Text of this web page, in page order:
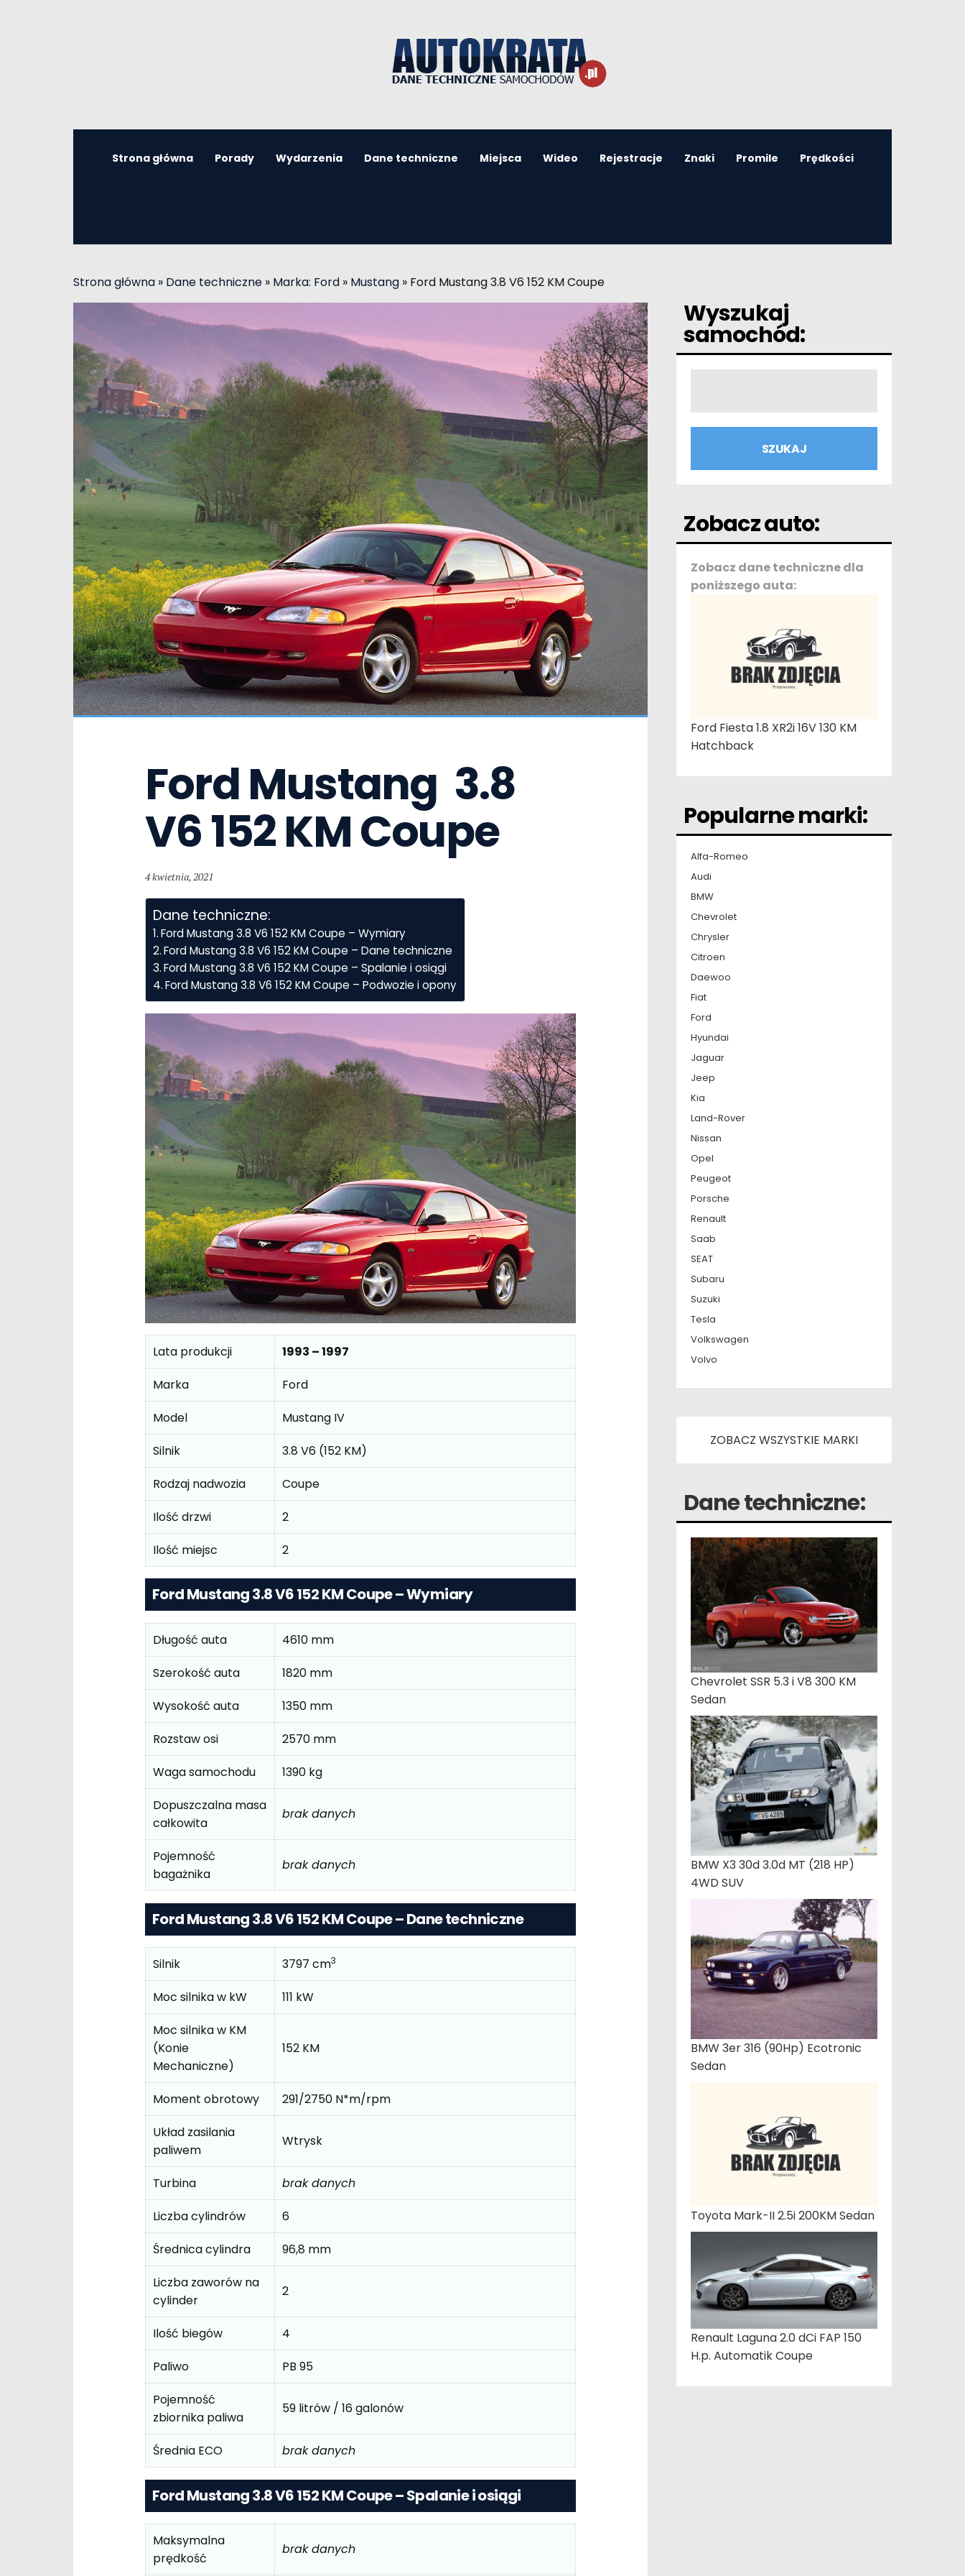
Strona główna Porady Wydarzenia Dane techniczne Miejsca Wideo Rejestracje Znaki Promile Prędkości
Strona główna » Dane techniczne » Marka: Ford » Mustang » Ford Mustang 3.8 V6 152 KM Coupe
Ford Mustang  3.8
V6 152 KM Coupe
4 kwietnia, 2021
Dane techniczne:
Ford Mustang 3.8 V6 152 KM Coupe – Wymiary
Ford Mustang 3.8 V6 152 KM Coupe – Dane techniczne
Ford Mustang 3.8 V6 152 KM Coupe – Spalanie i osiągi
Ford Mustang 3.8 V6 152 KM Coupe – Podwozie i opony
Lata produkcji
1993 – 1997
Marka
Ford
Model
Mustang IV
Silnik
3.8 V6 (152 KM)
Rodzaj nadwozia
Coupe
Ilość drzwi
2
Ilość miejsc
2
Ford Mustang 3.8 V6 152 KM Coupe – Wymiary
Długość auta
4610 mm
Szerokość auta
1820 mm
Wysokość auta
1350 mm
Rozstaw osi
2570 mm
Waga samochodu
1390 kg
Dopuszczalna masa
całkowita
brak danych
Pojemność
bagażnika
brak danych
Ford Mustang 3.8 V6 152 KM Coupe – Dane techniczne
Silnik 3797 cm3
Moc silnika w kW
111 kW
Moc silnika w KM
(Konie
Mechaniczne)
152 KM
Moment obrotowy
291/2750 N*m/rpm
Układ zasilania
paliwem
Wtrysk
Turbina
brak danych
Liczba cylindrów
6
Średnica cylindra
96,8 mm
Liczba zaworów na
cylinder
2
Ilość biegów
4
Paliwo
PB 95
Pojemność
zbiornika paliwa
59 litrów / 16 galonów
Średnia ECO brak danych
Ford Mustang 3.8 V6 152 KM Coupe – Spalanie i osiągi
Maksymalna
prędkość
brak danych
Wyszukaj
samochód:
Zobacz auto:
Zobacz dane techniczne dla
poniższego auta:
Ford Fiesta 1.8 XR2i 16V 130 KM
Hatchback
Popularne marki:
Alfa-Romeo
Audi
BMW
Chevrolet
Chrysler
Citroen
Daewoo
Fiat
Ford
Hyundai
Jaguar
Jeep
Kia
Land-Rover
Nissan
Opel
Peugeot
Porsche
Renault
Saab
SEAT
Subaru
Suzuki
Tesla
Volkswagen
Volvo
ZOBACZ WSZYSTKIE MARKI
Dane techniczne:
Chevrolet SSR 5.3 i V8 300 KM
Sedan
BMW X3 30d 3.0d MT (218 HP)
4WD SUV
BMW 3er 316 (90Hp) Ecotronic
Sedan
Toyota Mark-II 2.5i 200KM Sedan
Renault Laguna 2.0 dCi FAP 150
H.p. Automatik Coupe